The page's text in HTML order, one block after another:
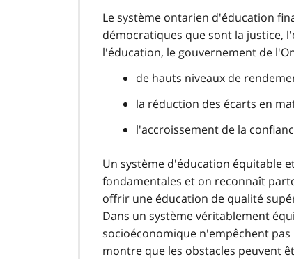
Le système ontarien d'éducation
démocratiques que sont la justice,
l'éducation, le gouvernement de
de hauts niveaux de
la réduction des écarts en
l'accroissement de la
Un système d'éducation équitable
fondamentales et on reconnaît
offrir une éducation de qualité
Dans un système véritablement
socioéconomique n'empêchent
montre que les obstacles peuvent